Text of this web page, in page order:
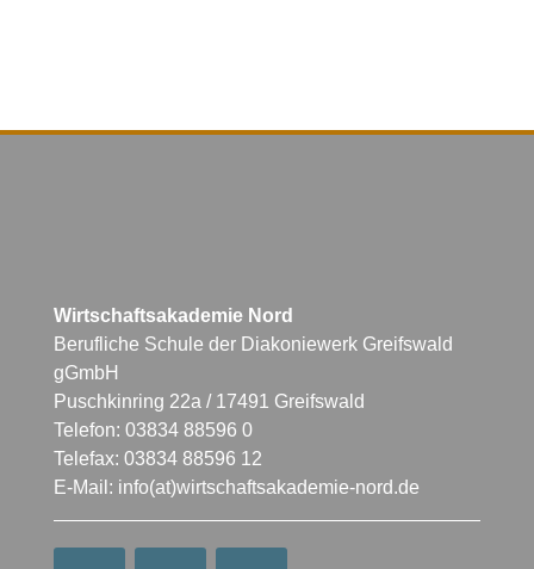
Wirtschaftsakademie Nord
Berufliche Schule der Diakoniewerk Greifswald
gGmbH
Puschkinring 22a / 17491 Greifswald
Telefon: 03834 88596 0
Telefax: 03834 88596 12
E-Mail: info(at)wirtschaftsakademie-nord.de